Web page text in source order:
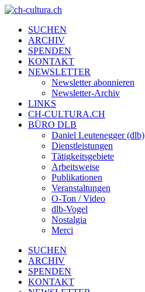
SUCHEN
ARCHIV
SPENDEN
KONTAKT
NEWSLETTER
Newsletter abonnieren
Newsletter-Archiv
LINKS
CH-CULTURA.CH
BÜRO DLB
Daniel Leutenegger (dlb)
Dienstleistungen
Tätigkeitsgebiete
Arbeitsweise
Publikationen
Veranstaltungen
O-Ton / Video
dlb-Vogel
Nostalgia
Merci
SUCHEN
ARCHIV
SPENDEN
KONTAKT